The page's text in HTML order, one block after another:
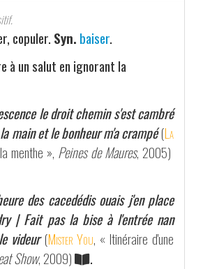
copuler. Syn. baiser.
à un salut en ignorant la
le droit chemin s'est cambré
main et le bonheur m'a crampé (La
menthe », Peines de Maures, 2005)
des cacedédis ouais j'en place
| Fait pas la bise à l'entrée nan
videur (Mister You, « Itinéraire d'une
Show, 2009)
.